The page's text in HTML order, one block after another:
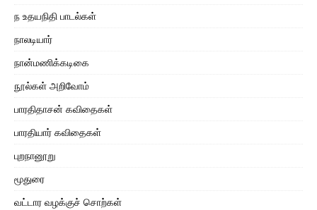
ந உதயநிதி பாடல்கள்
நாலடியார்
நான்மணிக்கடிகை
நூல்கள் அறிவோம்
பாரதிதாசன் கவிதைகள்
பாரதியார் கவிதைகள்
புறநானூறு
மூதுரை
வட்டார வழக்குச் சொற்கள்